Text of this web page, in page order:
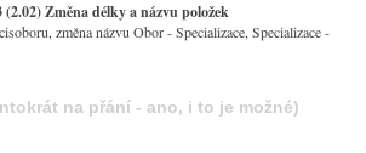
(2.02) Změna délky a názvu položek
změna názvu Obor - Specializace, Specializace -
na přání - ano, i to je možné)